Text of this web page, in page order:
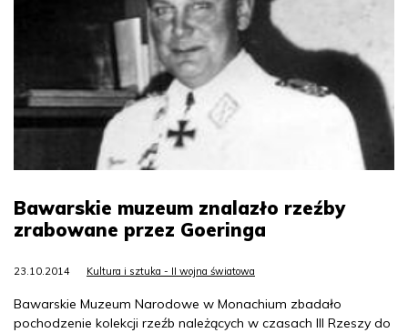
Bawarskie muzeum znalazło rzeźby
zrabowane przez Goeringa
23.10.2014 Kultura i sztuka - II wojna światowa
Bawarskie Muzeum Narodowe w Monachium zbadało
pochodzenie kolekcji rzeźb należących w czasach III Rzeszy do